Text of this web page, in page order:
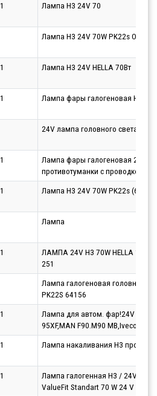
Лампа H3 24V 70
Лампа H3 24V 70W PK22s
Лампа H3 24V HELLA 70Вт
Лампа фары галогеновая H3
24V лампа головного света H3
Лампа фары галогеновая 24V
противотуманки с проводком
Лампа H3 24V 70W PK22s (64156)
Лампа
ЛАМПА 24V H3 70W HELLA 1 ШТ.
251
Лампа галогеновая головного
PK22S 64156
Лампа для автом. фар!24V 70W
95XF,MAN F90.M90 MB,Iveco,Volvo
Лампа накаливания H3
Лампа галогенная H3 / 24V /
ValueFit Standart 70 W 24 V PK22s